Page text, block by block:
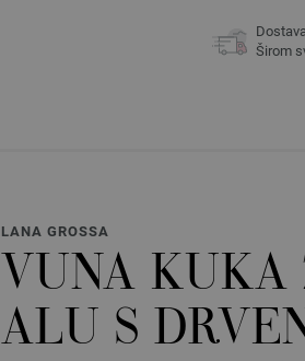
Širom
LANA GROSSA
VUNA KUKA
ALU S